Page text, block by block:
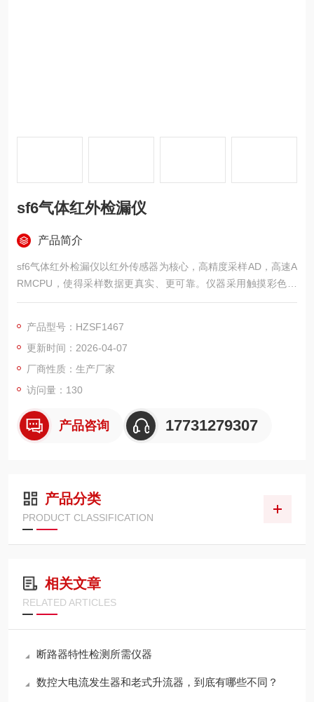
sf6气体红外检漏仪
产品简介
sf6气体红外检漏仪以红外传感器为核心，高精度采样AD，高速A
RMCPU，使得采样数据更真实、更可靠。仪器采用触摸彩色液
晶显示屏显示，界面友好美观、易于操作。
产品型号：HZSF1467
更新时间：2026-04-07
厂商性质：生产厂家
访问量：130
产品咨询 17731279307
产品分类
PRODUCT CLASSIFICATION
相关文章
RELATED ARTICLES
断路器特性检测所需仪器
数控大电流发生器和老式升流器，到底有哪些不同？